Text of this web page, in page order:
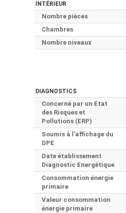
INTÉRIEUR
Nombre pièces
Chambres
Nombre niveaux
DIAGNOSTICS
Concerné par un Etat
des Risques et
Pollutions (ERP)
Soumis à l'affichage du
DPE
Date établissement
Diagnostic Energétique
Consommation énergie
primaire
Valeur consommation
énergie primaire